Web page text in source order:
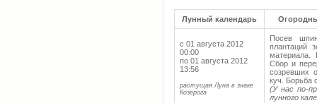
Лунный календарь
с 01 августа 2012
00:00
по 01 августа 2012
13:56
растущая Луна в знаке
Козерога
Посев
плантаций
материала.
Сбор и
созревших
куч. Борьба
(У нас по-
лунного